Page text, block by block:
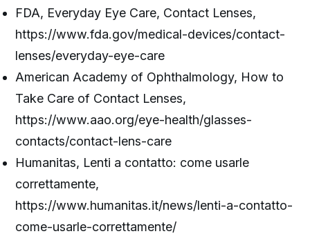
FDA, Everyday Eye Care, Contact Lenses,
https://www.fda.gov/medical-devices/contact-
lenses/everyday-eye-care
American Academy of Ophthalmology, How to
Take Care of Contact Lenses,
https://www.aao.org/eye-health/glasses-
contacts/contact-lens-care
Humanitas, Lenti a contatto: come usarle
correttamente,
https://www.humanitas.it/news/lenti-a-contatto-
come-usarle-correttamente/